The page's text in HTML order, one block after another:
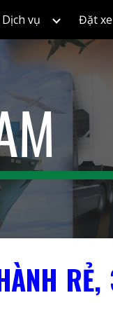
Dịch vụ Đặt xe
RẺ,